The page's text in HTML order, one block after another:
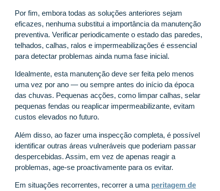
Por fim, embora todas as soluções anteriores sejam
eficazes, nenhuma substitui a importância da manutenção
preventiva. Verificar periodicamente o estado das paredes,
telhados, calhas, ralos e impermeabilizações é essencial
para detectar problemas ainda numa fase inicial.
Idealmente, esta manutenção deve ser feita pelo menos
uma vez por ano — ou sempre antes do início da época
das chuvas. Pequenas acções, como limpar calhas, selar
pequenas fendas ou reaplicar impermeabilizante, evitam
custos elevados no futuro.
Além disso, ao fazer uma inspecção completa, é possível
identificar outras áreas vulneráveis que poderiam passar
despercebidas. Assim, em vez de apenas reagir a
problemas, age-se proactivamente para os evitar.
Em situações recorrentes, recorrer a uma peritagem de